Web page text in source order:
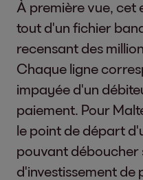
À première vue, cet
tout d'un fichier
recensant des
Chaque ligne
impayée d'un
paiement. Pour
le point de départ
pouvant déboucher
d'investissement de